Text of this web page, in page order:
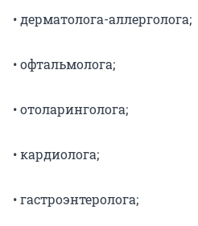
• дерматолога-аллерголога;
• офтальмолога;
• отоларинголога;
• кардиолога;
• гастроэнтеролога;